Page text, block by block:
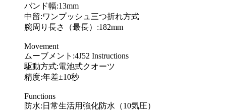
バンド幅:13mm
中留:ワンプッシュ三つ折れ方式
腕周り長さ（最長）:182mm
Movement
ムーブメント:4J52 Instructions
駆動方式:電池式クオーツ
精度:年差±10秒
Functions
防水:日常生活用強化防水（10気圧）